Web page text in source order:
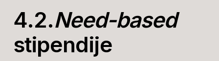
4.2.Need-based
stipendije